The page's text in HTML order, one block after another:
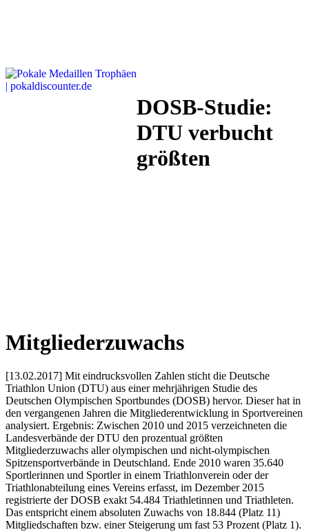
DOSB-Studie:
DTU verbucht
größten
Mitgliederzuwachs
[13.02.2017] Mit eindrucksvollen Zahlen sticht die Deutsche
Triathlon Union (DTU) aus einer mehrjährigen Studie des
Deutschen Olympischen Sportbundes (DOSB) hervor. Dieser hat in
den vergangenen Jahren die Mitgliederentwicklung in Sportvereinen
analysiert. Ergebnis: Zwischen 2010 und 2015 verzeichneten die
Landesverbände der DTU den prozentual größten
Mitgliederzuwachs aller olympischen und nicht-olympischen
Spitzensportverbände in Deutschland. Ende 2010 waren 35.640
Sportlerinnen und Sportler in einem Triathlonverein oder der
Triathlonabteilung eines Vereins erfasst, im Dezember 2015
registrierte der DOSB exakt 54.484 Triathletinnen und Triathleten.
Das entspricht einem absoluten Zuwachs von 18.844 (Platz 11)
Mitgliedschaften bzw. einer Steigerung um fast 53 Prozent (Platz 1).